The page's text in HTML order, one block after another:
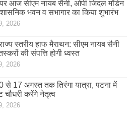
पर आज सीएम नायब सैनी, ओपी जिंदल मॉर्डन
भवन व सभागार का किया शुभारंभ
2026
स्तरीय हाफ मैराथन: सीएम नायब सैनी
की संपत्ति होगी ध्वस्त
2026
से 17 अगस्त तक तिरंगा यात्रा, पटना में
चौधरी करेंगे नेतृत्व
2026